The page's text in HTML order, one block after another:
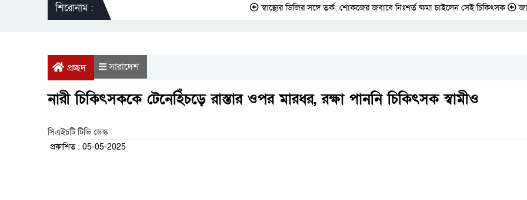
শিরোনাম : স্বাস্থ্যের ডিজির সঙ্গে তর্ক: শোকজের জবাবে নিঃশর্ত ক্ষমা চাইলেন সেই চিকিৎসক জাতীয়
প্রচ্ছদ সারাদেশ
নারী চিকিৎসককে টেনেহিঁচড়ে রাস্তার ওপর মারধর, রক্ষা পাননি চিকিৎসক স্বামীও
সিএইচটি টিভি ডেস্ক
প্রকাশিত : 05-05-2025